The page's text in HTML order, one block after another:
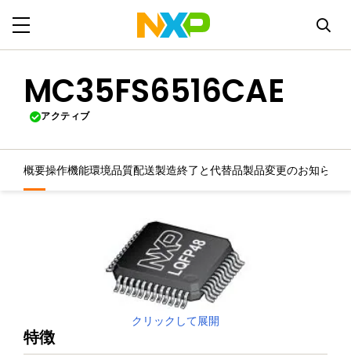
MC35FS6516CAE
アクティブ
概要操作機能環境品質配送製造終了と代替品製品変更のお知らせ
クリックして展開
特徴